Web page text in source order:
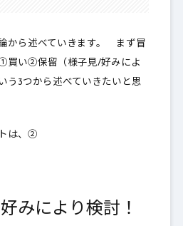
から述べていきます。 まず冒
買い②保留（様子見/好みによ
う3つから述べていきたいと思
は、②
みにより検討！